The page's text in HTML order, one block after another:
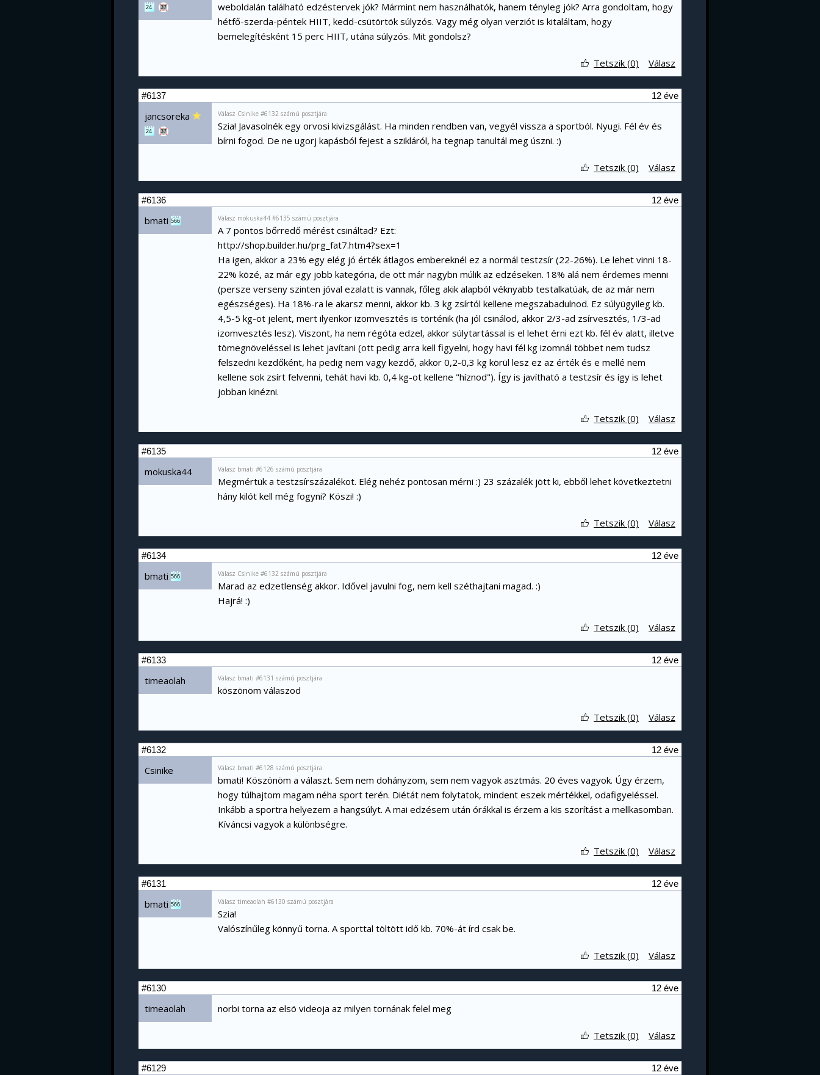
24 37
weboldalán található edzéstervek jók? Mármint nem használhatók, hanem tényleg jók? Arra gondoltam, hogy
hétfő-szerda-péntek HIIT, kedd-csütörtök súlyzós. Vagy még olyan verziót is kitaláltam, hogy
bemelegítésként 15 perc HIIT, utána súlyzós. Mit gondolsz?
Válasz
Tetszik (0)
12 éve
#6137
jancsoreka
24 37
Válasz Csinike #6132 számú posztjára
Szia! Javasolnék egy orvosi kivizsgálást. Ha minden rendben van, vegyél vissza a sportból. Nyugi. Fél év és
bírni fogod. De ne ugorj kapásból fejest a szikláról, ha tegnap tanultál meg úszni. :)
Válasz
Tetszik (0)
12 éve
#6136
bmati 566 Válasz mokuska44 #6135 számú posztjára
A 7 pontos bőrredő mérést csináltad? Ezt:
http://shop.builder.hu/prg_fat7.htm4?sex=1
Ha igen, akkor a 23% egy elég jó érték átlagos embereknél ez a normál testzsír (22-26%). Le lehet vinni 18-
22% közé, az már egy jobb kategória, de ott már nagybn múlik az edzéseken. 18% alá nem érdemes menni
(persze verseny szinten jóval ezalatt is vannak, főleg akik alapból véknyabb testalkatúak, de az már nem
egészséges). Ha 18%-ra le akarsz menni, akkor kb. 3 kg zsírtól kellene megszabadulnod. Ez súlyügyileg kb.
4,5-5 kg-ot jelent, mert ilyenkor izomvesztés is történik (ha jól csinálod, akkor 2/3-ad zsírvesztés, 1/3-ad
izomvesztés lesz). Viszont, ha nem régóta edzel, akkor súlytartással is el lehet érni ezt kb. fél év alatt, illetve
tömegnöveléssel is lehet javítani (ott pedig arra kell figyelni, hogy havi fél kg izomnál többet nem tudsz
felszedni kezdőként, ha pedig nem vagy kezdő, akkor 0,2-0,3 kg körül lesz ez az érték és e mellé nem
kellene sok zsírt felvenni, tehát havi kb. 0,4 kg-ot kellene "híznod"). Így is javítható a testzsír és így is lehet
jobban kinézni.
Válasz
Tetszik (0)
12 éve
#6135
mokuska44 Válasz bmati #6126 számú posztjára
Megmértük a testzsírszázalékot. Elég nehéz pontosan mérni :) 23 százalék jött ki, ebből lehet következtetni
hány kilót kell még fogyni? Köszi! :)
Válasz
Tetszik (0)
12 éve
#6134
bmati 566 Válasz Csinike #6132 számú posztjára
Marad az edzetlenség akkor. Idővel javulni fog, nem kell széthajtani magad. :)
Hajrá! :)
Válasz
Tetszik (0)
12 éve
#6133
timeaolah Válasz bmati #6131 számú posztjára
köszönöm válaszod
Válasz
Tetszik (0)
12 éve
#6132
Csinike Válasz bmati #6128 számú posztjára
bmati! Köszönöm a választ. Sem nem dohányzom, sem nem vagyok asztmás. 20 éves vagyok. Úgy érzem,
hogy túlhajtom magam néha sport terén. Diétát nem folytatok, mindent eszek mértékkel, odafigyeléssel.
Inkább a sportra helyezem a hangsúlyt. A mai edzésem után órákkal is érzem a kis szorítást a mellkasomban.
Kíváncsi vagyok a különbségre.
Válasz
Tetszik (0)
12 éve
#6131
bmati 566 Válasz timeaolah #6130 számú posztjára
Szia!
Valószínűleg könnyű torna. A sporttal töltött idő kb. 70%-át írd csak be.
Válasz
Tetszik (0)
12 éve
#6130
timeaolah norbi torna az elsö videoja az milyen tornának felel meg
Válasz
Tetszik (0)
12 éve
#6129